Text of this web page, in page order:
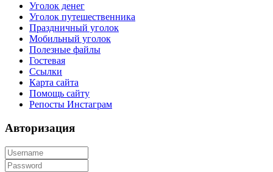
Уголок денег
Уголок путешественника
Праздничный уголок
Мобильный уголок
Полезные файлы
Гостевая
Ссылки
Карта сайта
Помощь сайту
Репосты Инстаграм
Авторизация